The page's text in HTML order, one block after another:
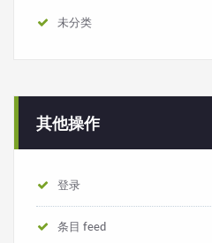
未分类
其他操作
登录
条目 feed